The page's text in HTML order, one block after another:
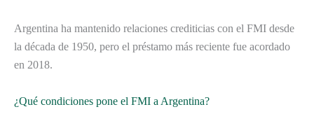
Argentina ha mantenido relaciones crediticias con el FMI desde
la década de 1950, pero el préstamo más reciente fue acordado
en 2018.
¿Qué condiciones pone el FMI a Argentina?